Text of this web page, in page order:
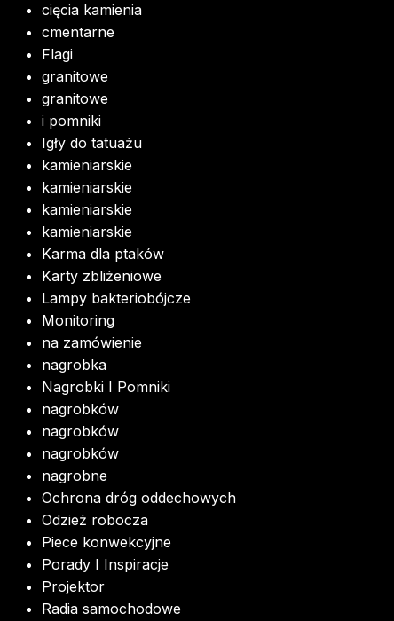
cięcia kamienia
cmentarne
Flagi
granitowe
granitowe
i pomniki
Igły do tatuażu
kamieniarskie
kamieniarskie
kamieniarskie
kamieniarskie
Karma dla ptaków
Karty zbliżeniowe
Lampy bakteriobójcze
Monitoring
na zamówienie
nagrobka
Nagrobki I Pomniki
nagrobków
nagrobków
nagrobków
nagrobne
Ochrona dróg oddechowych
Odzież robocza
Piece konwekcyjne
Porady I Inspiracje
Projektor
Radia samochodowe